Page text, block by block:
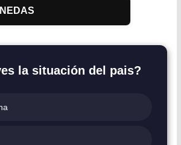
la situación del pais?